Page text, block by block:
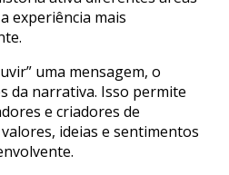
experiência mais
uma mensagem, o
da narrativa. Isso permite
e criadores de
ideias e sentimentos